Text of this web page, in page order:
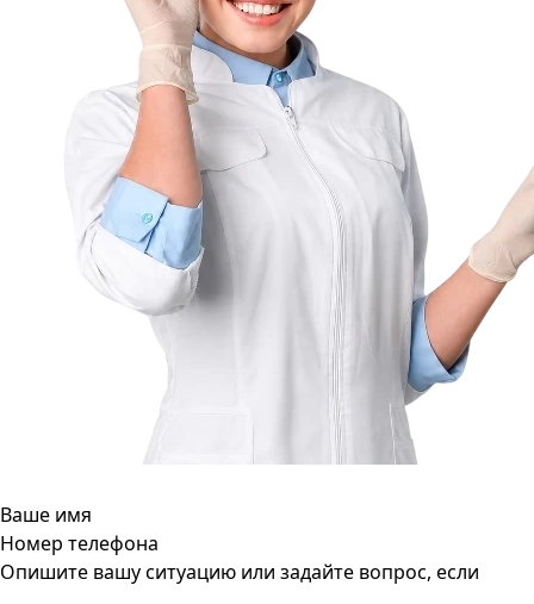
Ваше имя
Номер телефона
Опишите вашу ситуацию или задайте вопрос, если